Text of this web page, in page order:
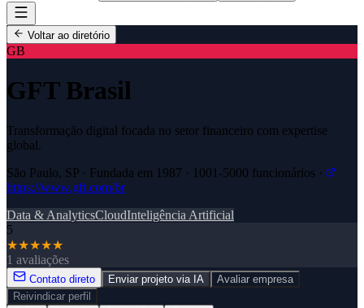
Voltar ao diretório
GB
GFT Brasil
Transformação digital focada no setor financeiro com expertise
global.
São Paulo, SP · Fundada em 1987 · 1001-5000 funcionários ·
https://www.gft.com/br
Data & AnalyticsCloudInteligência Artificial
5
★★★★★
1 avaliações
Contato direto Enviar projeto via IA
Avaliar empresa
Reivindicar perfil